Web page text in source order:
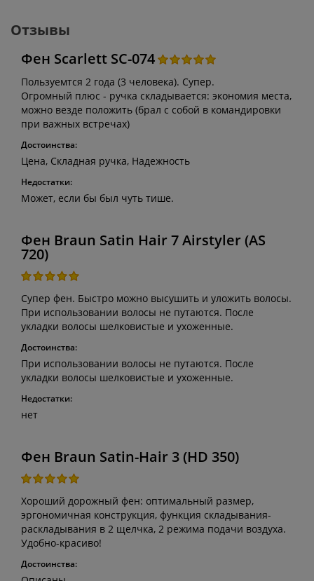
Отзывы
Фен Scarlett SC-074
Пользуемтся 2 года (3 человека). Супер.
Огромный плюс - ручка складывается: экономия места,
можно везде положить (брал с собой в командировки
при важных встречах)
Достоинства:
Цена, Складная ручка, Надежность
Недостатки:
Может, если бы был чуть тише.
Фен Braun Satin Hair 7 Airstyler (AS
720)
Супер фен. Быстро можно высушить и уложить волосы.
При использовании волосы не путаются. После
укладки волосы шелковистые и ухоженные.
Достоинства:
При использовании волосы не путаются. После
укладки волосы шелковистые и ухоженные.
Недостатки:
нет
Фен Braun Satin-Hair 3 (HD 350)
Хороший дорожный фен: оптимальный размер,
эргономичная конструкция, функция складывания-
раскладывания в 2 щелчка, 2 режима подачи воздуха.
Удобно-красиво!
Достоинства: